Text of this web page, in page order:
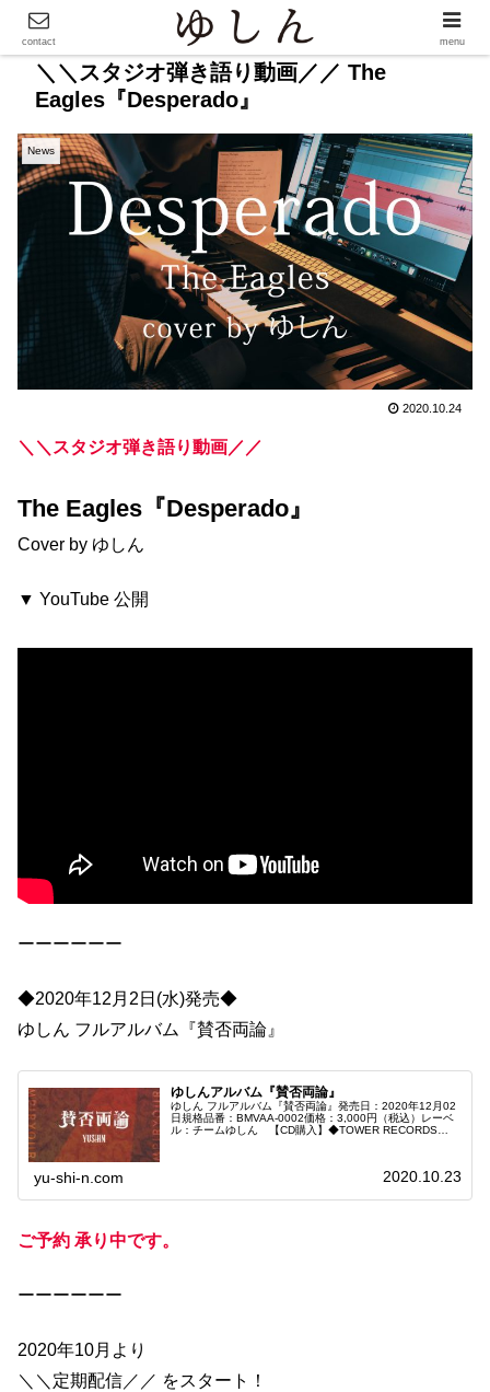
＼＼スタジオ弾き語り動画／／ The
Eagles『Desperado』
News
2020.10.24
＼＼スタジオ弾き語り動画／／
The Eagles『Desperado』
Cover by ゆしん
▼ YouTube 公開
ーーーーーー
◆2020年12月2日(水)発売◆
ゆしん フルアルバム『賛否両論』
ゆしんアルバム『賛否両論』
ゆしん フルアルバム『賛否両論』発売日：2020年12月02
日規格品番：BMVAA-0002価格：3,000円（税込）レーベ
ル：チームゆしん 【CD購入】◆TOWER RECORDS
yu-shi-n.com 2020.10.23
ご予約 承り中です。
ーーーーーー
2020年10月より
＼＼定期配信／／ をスタート！
contact menu